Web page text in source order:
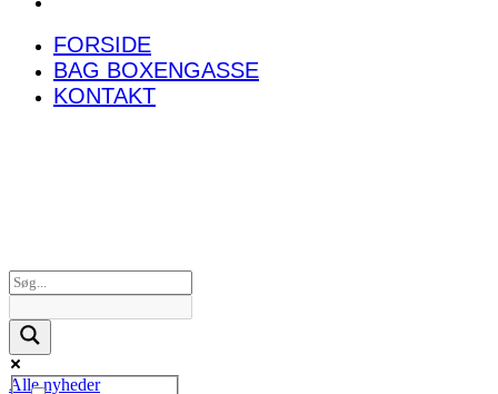
FORSIDE
BAG BOXENGASSE
KONTAKT
Alle nyheder